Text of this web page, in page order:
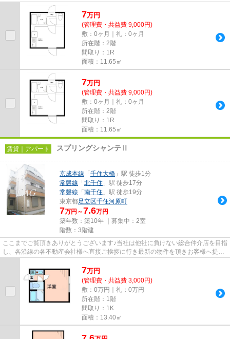
しております！最新の情報は...
7万円
(管理費・共益費 9,000円)
敷：0ヶ月｜礼：0ヶ月
所在階：2階
間取り：1R
面積：11.65㎡
7万円
(管理費・共益費 9,000円)
敷：0ヶ月｜礼：0ヶ月
所在階：2階
間取り：1R
面積：11.65㎡
賃貸｜アパート スプリングシャンテⅡ
京成本線 「 千住大橋 」駅 徒歩1分
常磐線 「 北千住 」駅 徒歩17分
常磐線 「 南千住 」駅 徒歩19分
東京都足立区千住河原町
7万円～7.6万円
築年数：築10年 ｜募集中： 2室
階数：3階建
ここまでご覧頂きありがとうございます♪当社は他社に負けない総合仲介店を目指
し、各沿線の各不動産会社様へ直接ご挨拶に行き最新の物件を頂きお客様へ提供
7万円
(管理費・共益費 3,000円)
敷：0万円｜礼：0万円
所在階：1階
間取り：1K
面積：13.40㎡